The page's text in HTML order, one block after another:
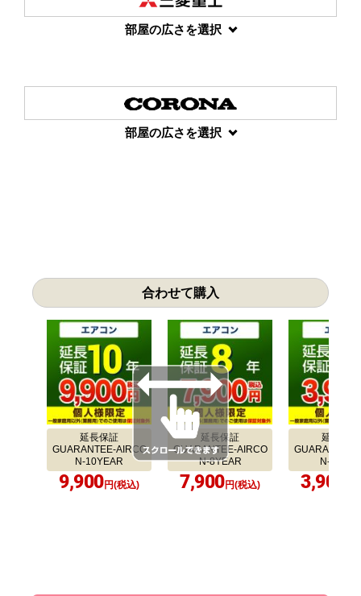
部屋の広さを選択
部屋の広さを選択
合わせて購入
延長保証
GUARANTEE-AIRCO
N-10YEAR
9,900円(税込)
延長保証
GUARANTEE-AIRCO
N-8YEAR
7,900円(税込)
延長保証
GUARANTEE-
N-
3,900